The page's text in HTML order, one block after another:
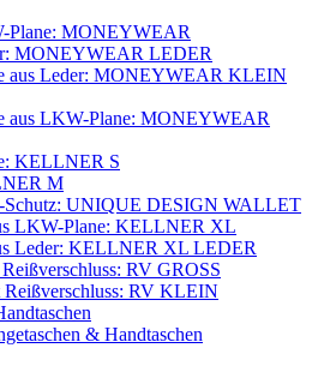
Plane: MONEYWEAR
MONEYWEAR LEDER
aus Leder: MONEYWEAR KLEIN
aus LKW-Plane: MONEYWEAR
KELLNER S
M
Schutz: UNIQUE DESIGN WALLET
LKW-Plane: KELLNER XL
Leder: KELLNER XL LEDER
RV GROSS
RV KLEIN
& Handtaschen